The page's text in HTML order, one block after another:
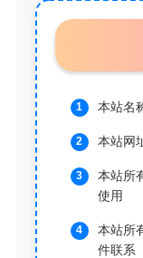
本站名
本站网
本站所
使用
本站所
件联系